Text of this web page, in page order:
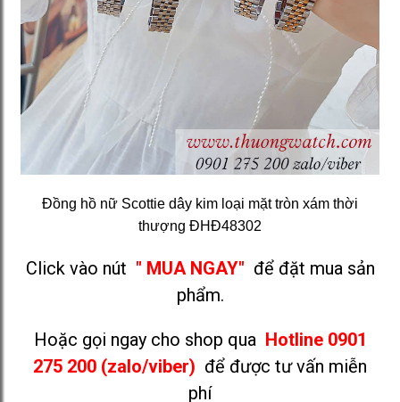
Đồng hồ nữ Scottie dây kim loại mặt tròn xám thời
thượng ĐHĐ48302
Click vào nút " MUA NGAY" để đặt mua sản
phẩm.
Hoặc gọi ngay cho shop qua Hotline 0901
275 200 (zalo/viber) để được tư vấn miễn
phí